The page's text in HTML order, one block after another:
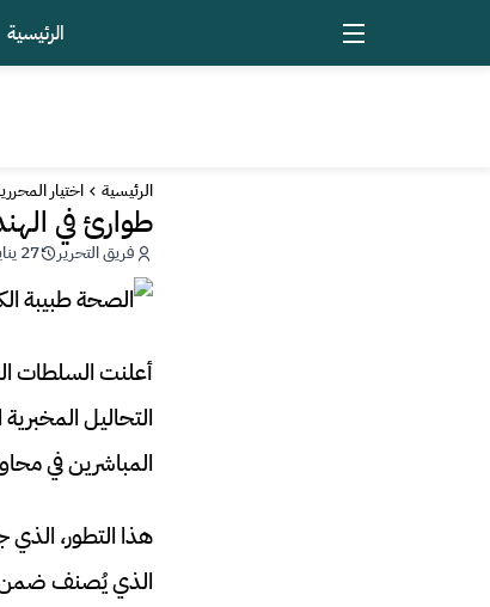
الرئيسية
الرئيسية اختيار
طوارئ في
فريق التحرير 27 يناير 2026 - 07:12
أعلنت السلطات
المباشرين في
هذا التطور،